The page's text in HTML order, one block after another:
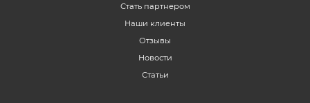
Стать партнером
Наши клиенты
Отзывы
Новости
Статьи